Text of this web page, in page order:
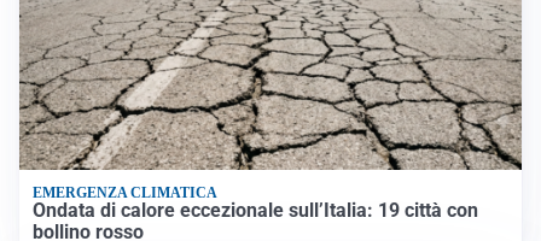
EMERGENZA CLIMATICA
Ondata di calore eccezionale sull’Italia: 19 città con
bollino rosso